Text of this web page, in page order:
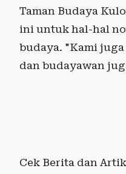
Taman Budaya
ini untuk hal-hal
budaya. "Kami
dan budayawan
Cek Berita dan